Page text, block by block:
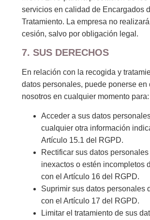
servicios en calidad de Encargados
Tratamiento. La empresa no
cesión, salvo por obligación legal.
7. SUS DERECHOS
En relación con la recogida y
datos personales, puede ponerse en
nosotros en cualquier momento para:
Acceder a sus datos
cualquier otra información
Artículo 15.1 del RGPD.
Rectificar sus datos
inexactos o estén incompletos
con el Artículo 16 del RGPD.
Suprimir sus datos personales
con el Artículo 17 del RGPD.
Limitar el tratamiento de sus